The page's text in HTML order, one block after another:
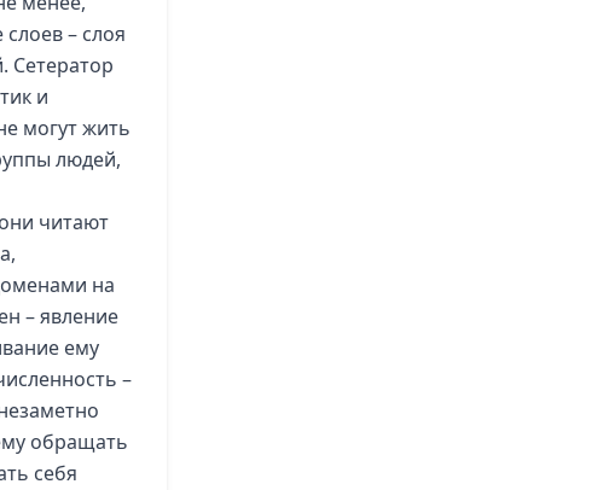
– слоя
Сетератор
и
могут жить
людей,
читают
на
– явление
ему
–
обращать
себя